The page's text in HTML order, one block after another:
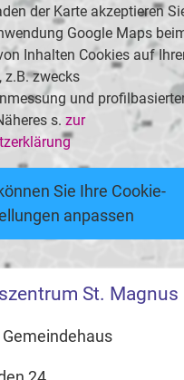
der Karte akzeptieren
Google Maps
Inhalten Cookies auf
z.B. zwecks
und
s. zur
Sie Ihre Cookie-
anpassen
St. Magnus